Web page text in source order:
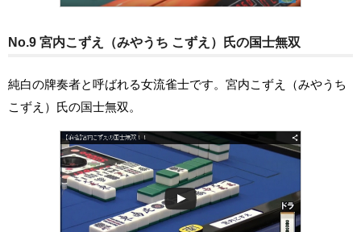
No.9 宮内こずえ（みやうち こずえ）氏の国士無双
純白の牌奏者と呼ばれる女流雀士です。宮内こずえ（みやうち
こずえ）氏の国士無双。